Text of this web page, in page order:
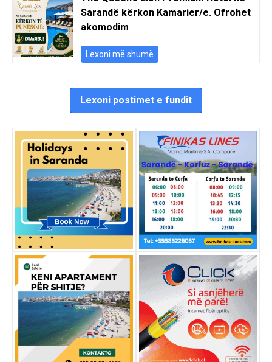
Sarandë kërkon Kamarier/e. Ofrohet
akomodim
Lexoni më shumë
Lexoni postimet e fundit